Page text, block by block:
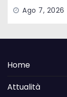
Ago 7, 2026
Home
Attualità